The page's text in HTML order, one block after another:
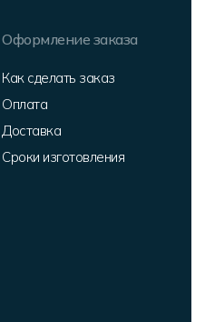
Оформление заказа
Как сделать заказ
Оплата
Доставка
Сроки изготовления